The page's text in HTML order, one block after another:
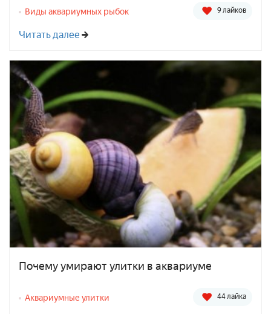
Виды аквариумных рыбок 9 лайков
Читать далее
Почему умирают улитки в аквариуме
Аквариумные улитки 44 лайка